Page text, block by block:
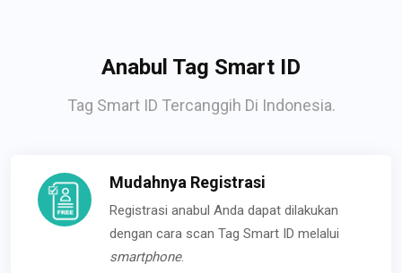
Anabul Tag Smart ID
Tag Smart ID Tercanggih Di Indonesia.
Mudahnya Registrasi
Registrasi anabul Anda dapat dilakukan
dengan cara scan Tag Smart ID melalui
smartphone.